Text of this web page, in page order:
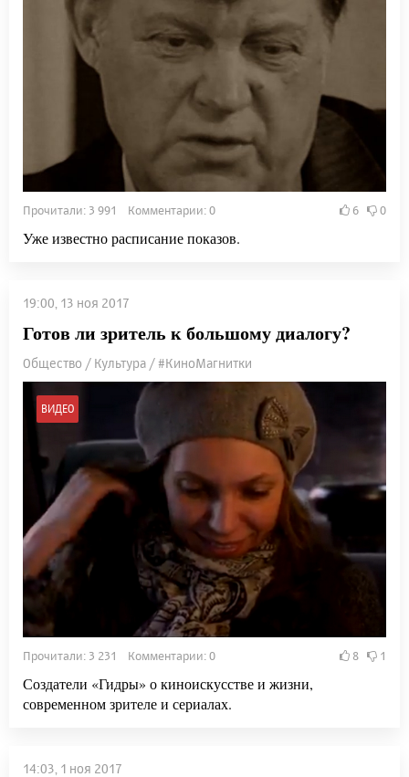
Прочитали: 3 991 Комментарии: 0 6 0
Уже известно расписание показов.
19:00, 13 ноя 2017
Готов ли зритель к большому диалогу?
Общество / Культура / #КиноМагнитки
ВИДЕО
Прочитали: 3 231 Комментарии: 0 8 1
Создатели «Гидры» о киноискусстве и жизни,
современном зрителе и сериалах.
14:03, 1 ноя 2017